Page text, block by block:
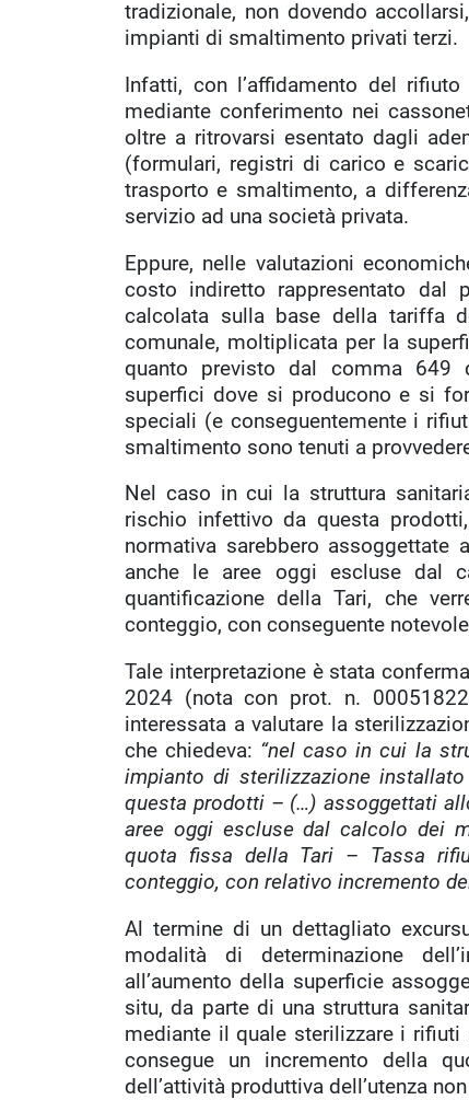
tradizionale, non dovendo
impianti di smaltimento privati terzi.
Infatti, con l’affidamento del
mediante conferimento nei
oltre a ritrovarsi esentato dagli
(formulari, registri di carico e
trasporto e smaltimento, a
servizio ad una società privata.
Eppure, nelle valutazioni
costo indiretto rappresentato dal
calcolata sulla base della tariffa
comunale, moltiplicata per la
quanto previsto dal comma 649
superfici dove si producono e si
speciali (e conseguentemente i
smaltimento sono tenuti a
Nel caso in cui la struttura
rischio infettivo da questa
normativa sarebbero
anche le aree oggi escluse dal
quantificazione della Tari, che
conteggio, con conseguente
Tale interpretazione è stata
2024 (nota con prot. n.
interessata a valutare la
che chiedeva: “nel caso in cui la
impianto di sterilizzazione
questa prodotti – (…) assoggettati
aree oggi escluse dal calcolo dei
quota fissa della Tari – Tassa
conteggio, con relativo incremento
Al termine di un dettagliato
modalità di determinazione
all’aumento della superficie
situ, da parte di una struttura
mediante il quale sterilizzare i
consegue un incremento della
dell’attività produttiva dell’utenza